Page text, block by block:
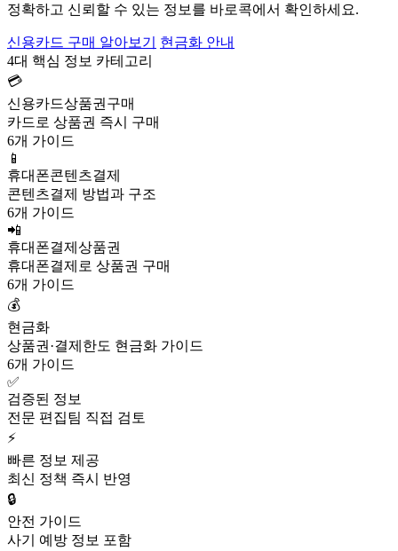
정확하고 신뢰할 수 있는 정보를 바로콕에서 확인하세요.
신용카드 구매 알아보기
현금화 안내
4대 핵심 정보 카테고리
💳
신용카드상품권구매
카드로 상품권 즉시 구매
6개 가이드
📱
휴대폰콘텐츠결제
콘텐츠결제 방법과 구조
6개 가이드
📲
휴대폰결제상품권
휴대폰결제로 상품권 구매
6개 가이드
💰
현금화
상품권·결제한도 현금화 가이드
6개 가이드
✅
검증된 정보
전문 편집팀 직접 검토
⚡
빠른 정보 제공
최신 정책 즉시 반영
🔒
안전 가이드
사기 예방 정보 포함